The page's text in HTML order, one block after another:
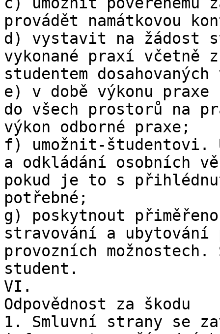
provádět namátkovou
d) vystavit na žádost
vykonané praxí včetně
studentem
e) v době výkonu
do všech prostorů na
výkon odborné praxe;
f) umožnit-študentovi.
a odkládání osobních
pokud je to s
potřebné;
g) poskytnout
stravování a ubytování
provozních
student.
VI.
Odpovědnost za škodu
1. Smluvní strany se